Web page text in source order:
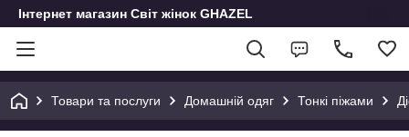
Інтернет магазин Світ жінок GHAZEL
Товари та послуги Домашній одяг Тонкі піжами